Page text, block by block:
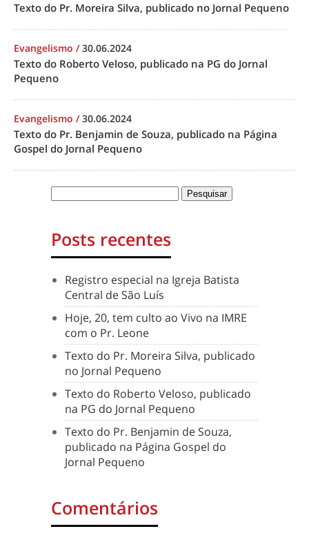
Texto do Pr. Moreira Silva, publicado no Jornal Pequeno
Evangelismo /30.06.2024
Texto do Roberto Veloso, publicado na PG do Jornal
Pequeno
Evangelismo /30.06.2024
Texto do Pr. Benjamin de Souza, publicado na Página
Gospel do Jornal Pequeno
Posts recentes
Registro especial na Igreja Batista
Central de São Luís
Hoje, 20, tem culto ao Vivo na IMRE
com o Pr. Leone
Texto do Pr. Moreira Silva, publicado
no Jornal Pequeno
Texto do Roberto Veloso, publicado
na PG do Jornal Pequeno
Texto do Pr. Benjamin de Souza,
publicado na Página Gospel do
Jornal Pequeno
Comentários